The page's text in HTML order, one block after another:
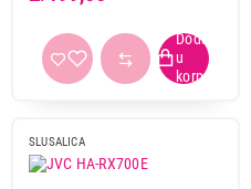
SLUSALICA